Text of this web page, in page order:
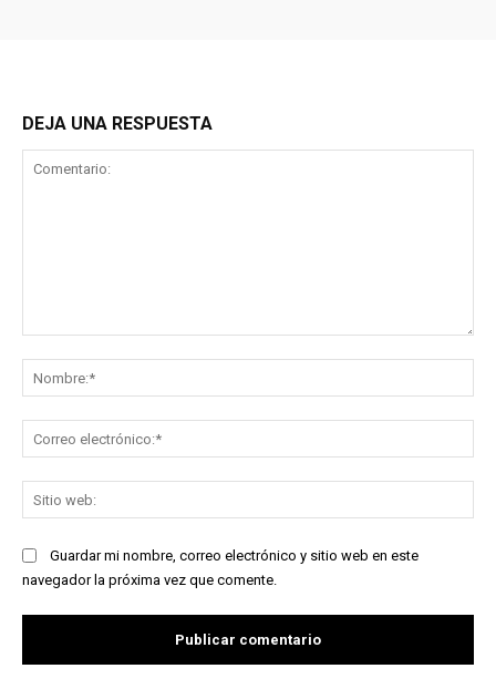
DEJA UNA RESPUESTA
Guardar mi nombre, correo electrónico y sitio web en este
navegador la próxima vez que comente.